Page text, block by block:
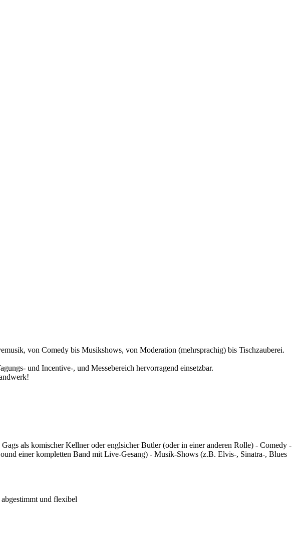
von Comedy bis Musikshows, von Moderation (mehrsprachig) bis Tischzauberei.
und Incentive-, und Messebereich hervorragend einsetzbar.
als komischer Kellner oder englsicher Butler (oder in einer anderen Rolle) - Comedy -
einer kompletten Band mit Live-Gesang) - Musik-Shows (z.B. Elvis-, Sinatra-, Blues
und flexibel